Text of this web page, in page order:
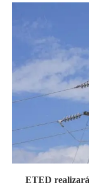
ETED